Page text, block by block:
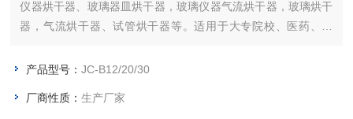
仪器烘干器、玻璃器皿烘干器，玻璃仪器气流烘干器，玻璃烘干
器，气流烘干器、试管烘干器等。适用于大专院校、医药、化
作业。
产品型号：JC-B12/20/30
厂商性质：生产厂家